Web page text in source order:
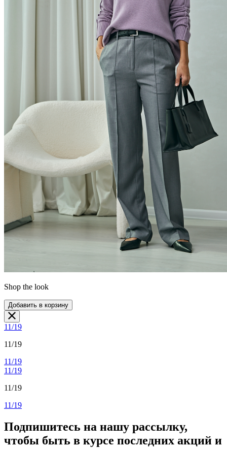
Shop the look
Добавить в корзину
11/19
11/19
11/19
11/19
11/19
11/19
Подпишитесь на нашу рассылку,
чтобы быть в курсе последних акций и